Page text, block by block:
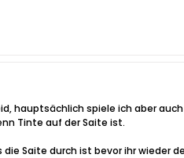
hauptsächlich spiele ich aber
Tinte auf der Saite ist.
Saite durch ist bevor ihr wieder